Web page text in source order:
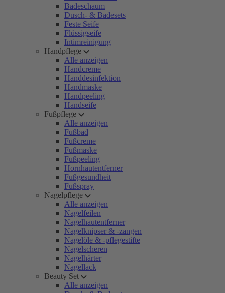
Badeschaum
Dusch- & Badesets
Feste Seife
Flüssigseife
Intimreinigung
Handpflege
Alle anzeigen
Handcreme
Handdesinfektion
Handmaske
Handpeeling
Handseife
Fußpflege
Alle anzeigen
Fußbad
Fußcreme
Fußmaske
Fußpeeling
Hornhautentferner
Fußgesundheit
Fußspray
Nagelpflege
Alle anzeigen
Nagelfeilen
Nagelhautentferner
Nagelknipser & -zangen
Nagelöle & -pflegestifte
Nagelscheren
Nagelhärter
Nagellack
Beauty Set
Alle anzeigen